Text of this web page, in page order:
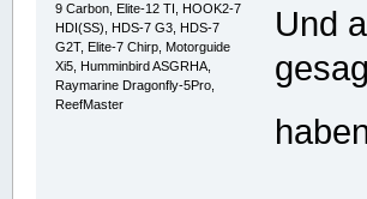
9 Carbon, Elite-12 TI, HOOK2-7
HDI(SS), HDS-7 G3, HDS-7
G2T, Elite-7 Chirp, Motorguide
Xi5, Humminbird ASGRHA,
Raymarine Dragonfly-5Pro,
ReefMaster
Und